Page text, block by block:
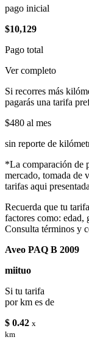
pago inicial
$10,129
Pago total
Ver completo
Si recorres más
pagarás una tarifa
$480 al mes
sin reporte de
*La comparación de
mercado, tomada de
tarifas aqui
Recuerda que tu
factores como: edad,
Consulta términos y
Aveo PAQ B 2009
miituo
Si tu tarifa
por km es de
$ 0.42 x
km